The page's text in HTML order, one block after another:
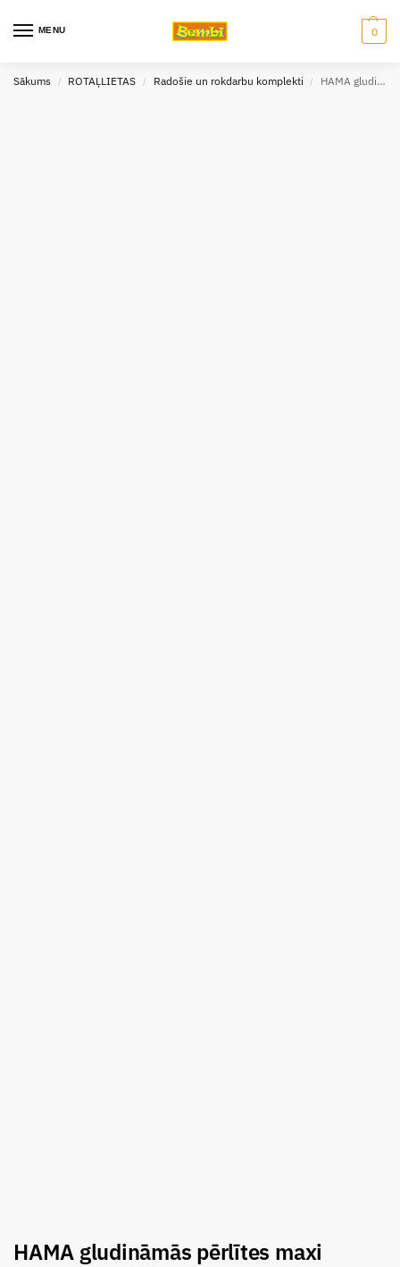
MENU 0
Sākums / ROTAĻLIETAS / Radošie un rokdarbu komplekti / HAMA gludināmās pērlītes maxi TRANSPORTLĪDZEKĻI 900 gab
HAMA gludināmās pērlītes maxi